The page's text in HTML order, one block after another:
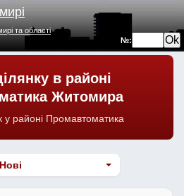
№:
та області
в районі
Житомира
у районі Промавтоматика